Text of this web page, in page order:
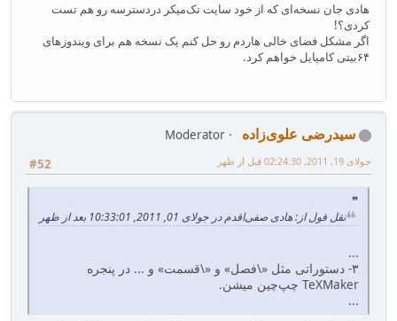
هادی جان نسخه‌ای که از خود سایت تک‌میکر دردسترسه رو هم تست
کردی؟!
اگر مشکل فضای خالی هاردم رو حل کنم یک نسخه هم برای ویندوزهای
۶۴بیتی کامپایل خواهم کرد.
سیدرضی علوی‌زاده
Moderator
#52
جولای 19, 2011, 02:24:30 قبل از ظهر
نقل قول از: هادی صفی‌اقدم در جولای 01, 2011, 10:33:01 بعد از ظهر
...
۳- دستوراتی مثل «\فصل» و «\قسمت» و ... در پنجره
TeXMaker چپ‌چین میشن.
...